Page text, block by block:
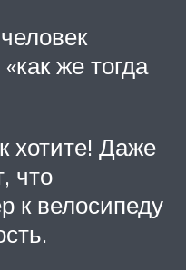
же тогда
хотите! Даже
что
к велосипеду